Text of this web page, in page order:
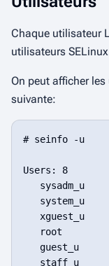
Chaque utilisateur
utilisateurs
On peut afficher
suivante:
# seinfo -u
Users: 8
   sysadm_u
   system_u
   xguest_u
   root
   guest_u
   staff_u